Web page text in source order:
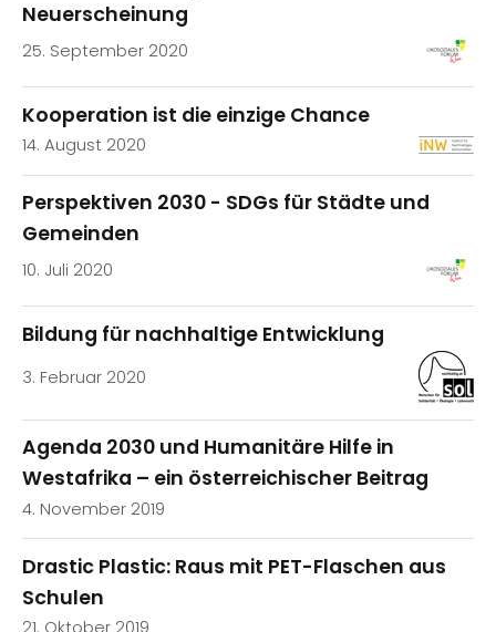
Neuerscheinung
25. September 2020
Kooperation ist die einzige Chance
14. August 2020
Perspektiven 2030 - SDGs für Städte und
Gemeinden
10. Juli 2020
Bildung für nachhaltige Entwicklung
3. Februar 2020
Agenda 2030 und Humanitäre Hilfe in
Westafrika – ein österreichischer Beitrag
4. November 2019
Drastic Plastic: Raus mit PET-Flaschen aus
Schulen